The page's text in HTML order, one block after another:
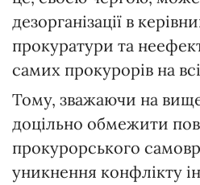
дезорганізації в
прокуратури та
самих прокурорів на
Тому, зважаючи на
доцільно обмежити
прокурорського
уникнення конфлікту